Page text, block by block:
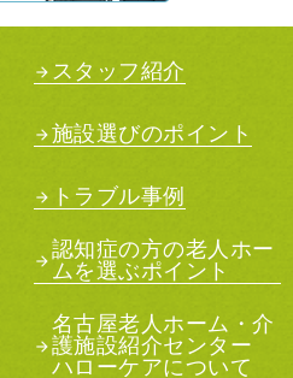
スタッフ紹介
施設選びのポイント
トラブル事例
認知症の方の老人ホー
ムを選ぶポイント
名古屋老人ホーム・介
護施設紹介センター
ハローケアについて